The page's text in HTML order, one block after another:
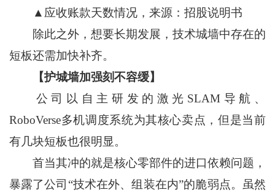
▲应收账款天数情况，来源：招股说明书
除此之外，想要长期发展，技术城墙中存在的
短板还需加快补齐。
【护城墙加强刻不容缓】
公司以自主研发的激光SLAM导航、
RoboVerse多机调度系统为其核心卖点，但是当前
有几块短板也很明显。
首当其冲的就是核心零部件的进口依赖问题，
暴露了公司“技术在外、组装在内”的脆弱点。虽然